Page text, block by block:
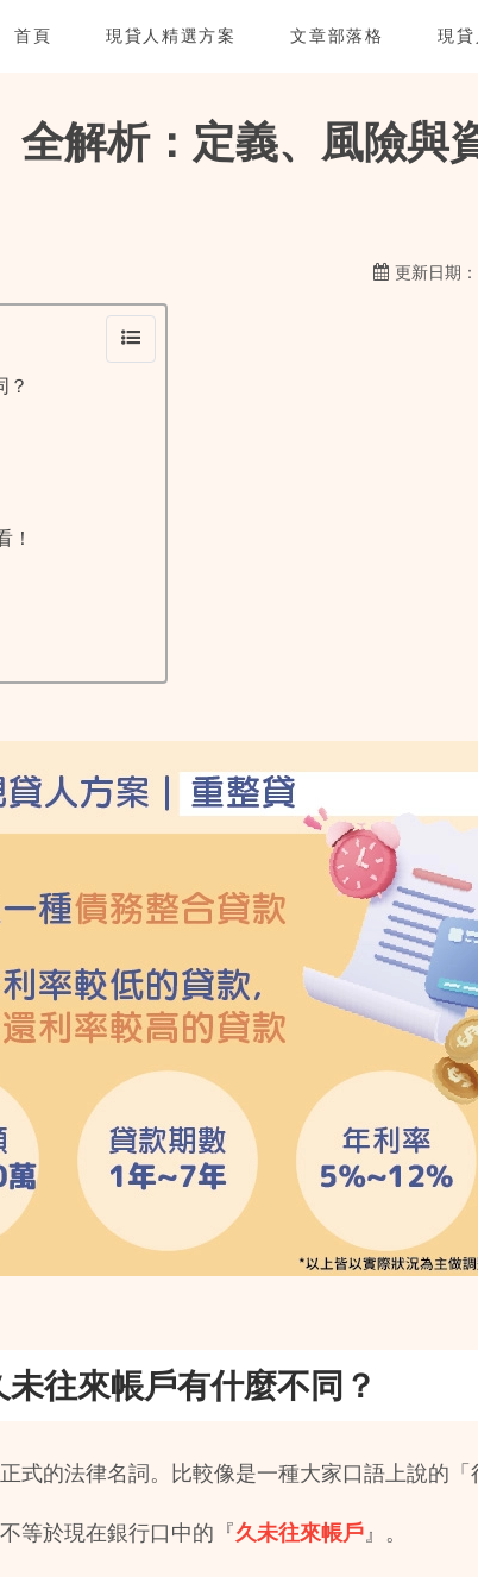
首頁 現貸人精選方案 文章部落格 現貸
全解析：定義、風險與
更新日期
？
！
往來帳戶有什麼不同？
式的法律名詞。比較像是一種大家口語上說的「
等於現在銀行口中的『久未往來帳戶 』。